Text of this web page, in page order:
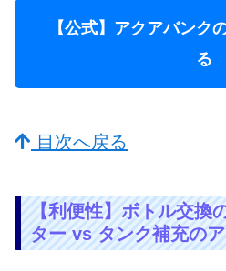
【公式】アクアバンク
る
目次へ戻る
【利便性】ボトル交換
ター vs タンク補充の